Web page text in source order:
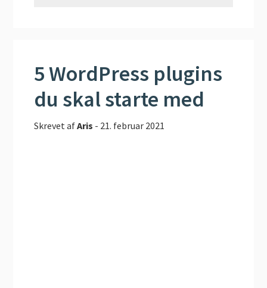
5 WordPress plugins
du skal starte med
Skrevet afAris - 21. februar 2021